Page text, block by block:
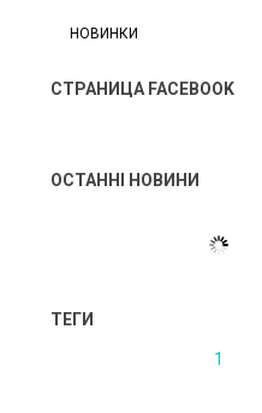
НОВИНКИ
СТРАНИЦА FACEBOOK
ОСТАННІ НОВИНИ
ТЕГИ
1